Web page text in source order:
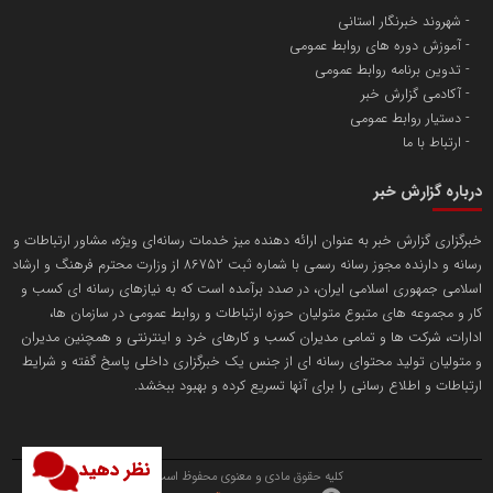
نظر دهید
پایگاه اطلاع رسانی اعتلای نهادهای مردمی
پایگاه اطلاع رسانی دریا و نفت
تریبون
انتشار گسترده محتوا در رسانه گزارش خبر
مسعودصادقی
محمدعلی کرمعلی
شهروند خبرنگار استانی
آموزش دوره های روابط عمومی
تدوین برنامه روابط عمومی
آکادمی گزارش خبر
دستیار روابط عمومی
ارتباط با ما
درباره گزارش خبر
خبرگزاری گزارش خبر به عنوان ارائه دهنده میز خدمات رسانه‌ای ویژه، مشاور ارتباطات و
رسانه و دارنده مجوز رسانه رسمی با شماره ثبت 86752 از وزارت محترم فرهنگ و ارشاد
اسلامی جمهوری اسلامی ایران، در صدد برآمده است که به نیازهای رسانه ای کسب و
کار و مجموعه های متبوع متولیان حوزه ارتباطات و روابط عمومی در سازمان ها،
ادارات، شرکت ها و تمامی مدیران کسب و کارهای خرد و اینترنتی و همچنین مدیران
و متولیان تولید محتوای رسانه ای از جنس یک خبرگزاری داخلی پاسخ گفته و شرایط
ارتباطات و اطلاع رسانی را برای آنها تسریع کرده و بهبود ببخشد.
کلیه حقوق مادی و معنوی محفوظ است.